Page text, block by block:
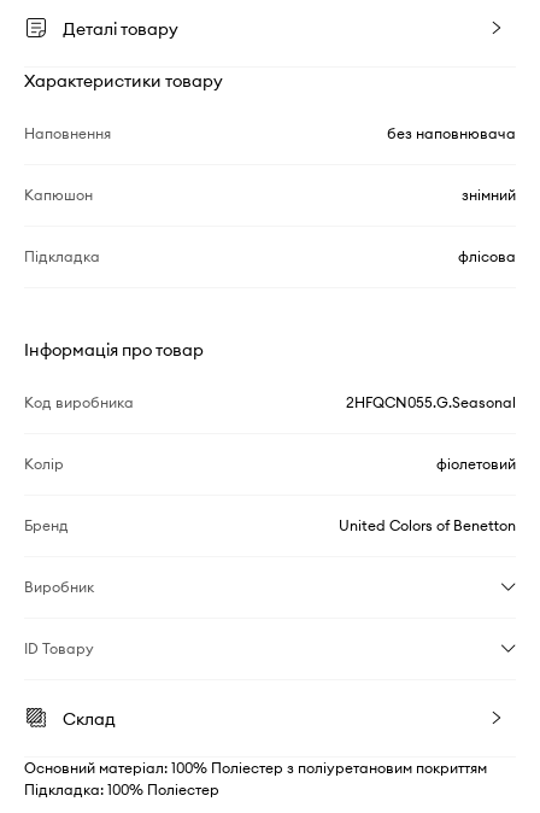
Деталі товару
Характеристики товару
Наповнення без наповнювача
Капюшон знімний
Підкладка флісова
Інформація про товар
Код виробника 2HFQCN055.G.Seasonal
Колір фіолетовий
Бренд United Colors of Benetton
Виробник
ID Товару
Склад
Основний матеріал: 100% Поліестер з поліуретановим покриттям
Підкладка: 100% Поліестер